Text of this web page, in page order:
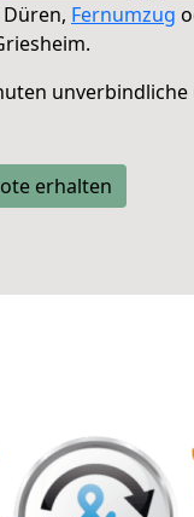
Fernumzug
unverbindliche
erhalten